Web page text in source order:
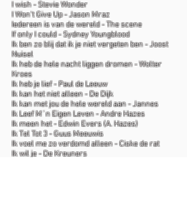
I wish - Stevie Wonder
I Won't Give Up - Jason Mraz
Iedereen is van de wereld - The scene
If only I could - Sydney Youngblood
Ik ben zo blij dat ik je niet vergeten ben - Joost
Nuisel
Ik heb de hele nacht liggen dromen - Wolter
Kroes
Ik heb je lief - Paul de Leeuw
Ik kan het niet alleen - De Dijk
Ik kan met jou de hele wereld aan - Jannes
Ik Leef M´n Eigen Leven - Andre Hazes
Ik meen het - Edwin Evers (A. Hazes)
Ik Tel Tot 3 - Guus Meeuwis
Ik voel me zo verdomd alleen - Ciske de rat
Ik wil je - De Kreuners